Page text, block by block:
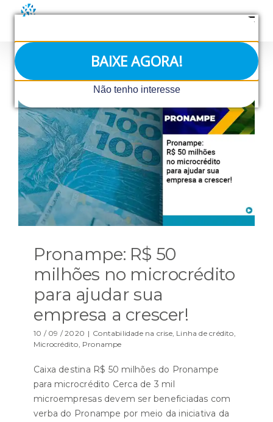
BAIXE AGORA!
Não tenho interesse
conteúdo
Pronampe: R$ 50
milhões no microcrédito
para ajudar sua
empresa a crescer!
10 / 09 / 2020 | Contabilidade na crise, Linha de crédito,
Microcrédito, Pronampe
Caixa destina R$ 50 milhões do Pronampe
para microcrédito Cerca de 3 mil
microempresas devem ser beneficiadas com
verba do Pronampe por meio da iniciativa da